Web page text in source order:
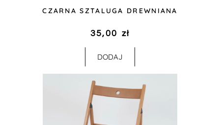
CZARNA SZTALUGA DREWNIANA
35,00 zł
DODAJ